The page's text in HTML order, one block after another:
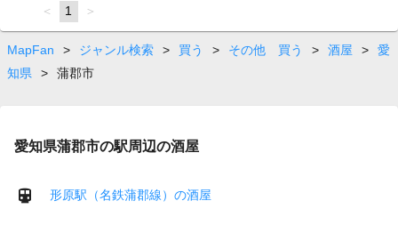
page
You're
on
page
1 page
MapFan > ジャンル検索 > 買う > その他 買う > 酒屋 >
愛
知県
> 蒲郡市
愛知県蒲郡市の駅周辺の酒屋
形原駅（名鉄蒲郡線）の酒屋